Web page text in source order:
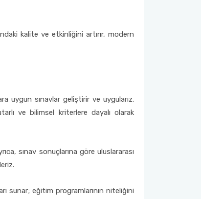
kalite ve etkinliğini artırır, modern
uygun sınavlar geliştirir ve uygularız.
ve bilimsel kriterlere dayalı olarak
sınav sonuçlarına göre uluslararası
sunar; eğitim programlarının niteliğini